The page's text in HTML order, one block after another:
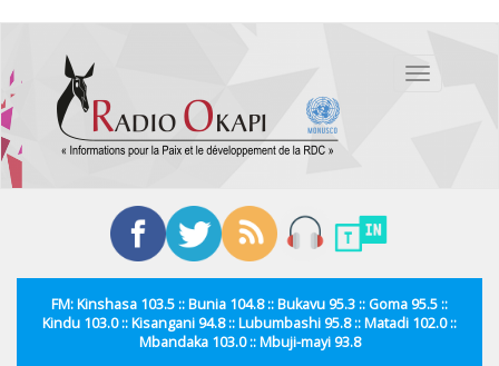
contenu
principal
Toggle
FM: Kinshasa 103.5 :: Bunia 104.8 :: Bukavu 95.3 :: Goma 95.5 ::
Kindu 103.0 :: Kisangani 94.8 :: Lubumbashi 95.8 :: Matadi 102.0 ::
Mbandaka 103.0 :: Mbuji-mayi 93.8